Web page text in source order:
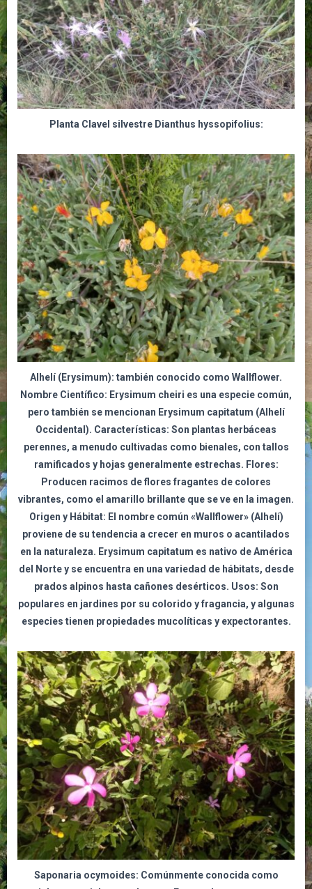
Planta Clavel silvestre Dianthus hyssopifolius:
Alhelí (Erysimum): también conocido como Wallflower.
Nombre Científico: Erysimum cheiri es una especie común,
pero también se mencionan Erysimum capitatum (Alhelí
Occidental). Características: Son plantas herbáceas
perennes, a menudo cultivadas como bienales, con tallos
ramificados y hojas generalmente estrechas. Flores:
Producen racimos de flores fragantes de colores
vibrantes, como el amarillo brillante que se ve en la imagen.
Origen y Hábitat: El nombre común «Wallflower» (Alhelí)
proviene de su tendencia a crecer en muros o acantilados
en la naturaleza. Erysimum capitatum es nativo de América
del Norte y se encuentra en una variedad de hábitats, desde
prados alpinos hasta cañones desérticos. Usos: Son
populares en jardines por su colorido y fragancia, y algunas
especies tienen propiedades mucolíticas y expectorantes.
Saponaria ocymoides: Comúnmente conocida como